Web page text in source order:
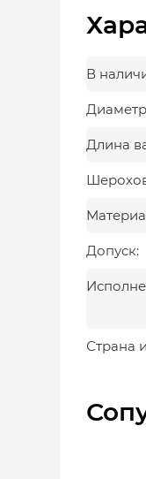
В
Длина
Допуск:
Страна